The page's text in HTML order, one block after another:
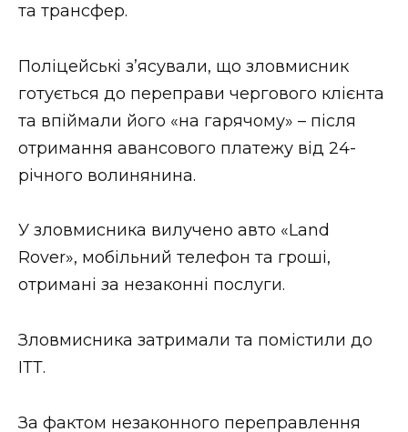
ВІДЕО
та трансфер.
Поліцейські з’ясували, що зловмисник
готується до переправи чергового клієнта
та впіймали його «на гарячому» – після
отримання авансового платежу від 24-
річного волинянина.
У зловмисника вилучено авто «Land
Rover», мобільний телефон та гроші,
отримані за незаконні послуги.
Зловмисника затримали та помістили до
ІТТ.
За фактом незаконного переправлення